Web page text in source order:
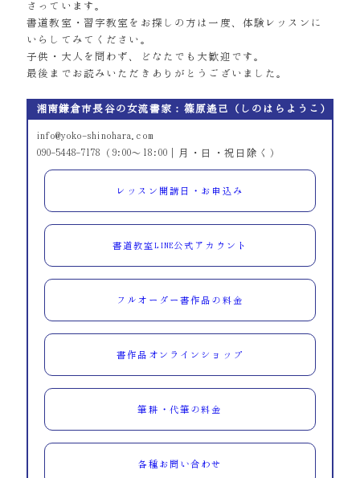
さっています。
書道教室・習字教室をお探しの方は一度、体験レッスンに
いらしてみてください。
子供・大人を問わず、どなたでも大歓迎です。
最後までお読みいただきありがとうございました。
湘南鎌倉市長谷の女流書家：篠原遙己（しのはらようこ）
info@yoko-shinohara.com
090-5448-7178（9:00～18:00｜月・日・祝日除く）
レッスン開講日・お申込み
書道教室LINE公式アカウント
フルオーダー書作品の料金
書作品オンラインショップ
筆耕・代筆の料金
各種お問い合わせ